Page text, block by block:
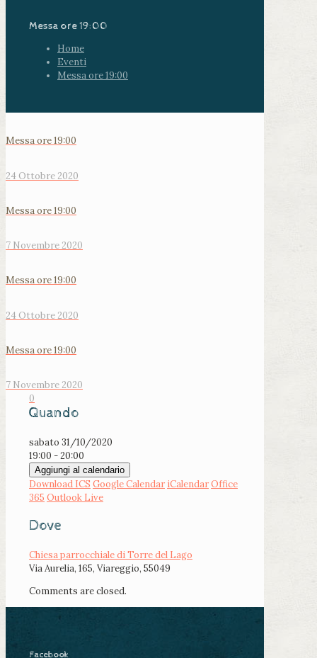
Messa ore 19:00
Home
Eventi
Messa ore 19:00
Messa ore 19:00
24 Ottobre 2020
Messa ore 19:00
7 Novembre 2020
Messa ore 19:00
24 Ottobre 2020
Messa ore 19:00
7 Novembre 2020
0
Quando
sabato 31/10/2020
19:00 - 20:00
Aggiungi al calendario
Download ICS Google Calendar iCalendarOffice
365 Outlook Live
Dove
Chiesa parrocchiale di Torre del Lago
Via Aurelia, 165, Viareggio, 55049
Comments are closed.
Facebook